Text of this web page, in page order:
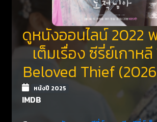
ดูหนังออนไลน์ 2022
เต็มเรื่อง ซีรี่ย์เกาห
Beloved Thief
หนังปี 2025
IMDB